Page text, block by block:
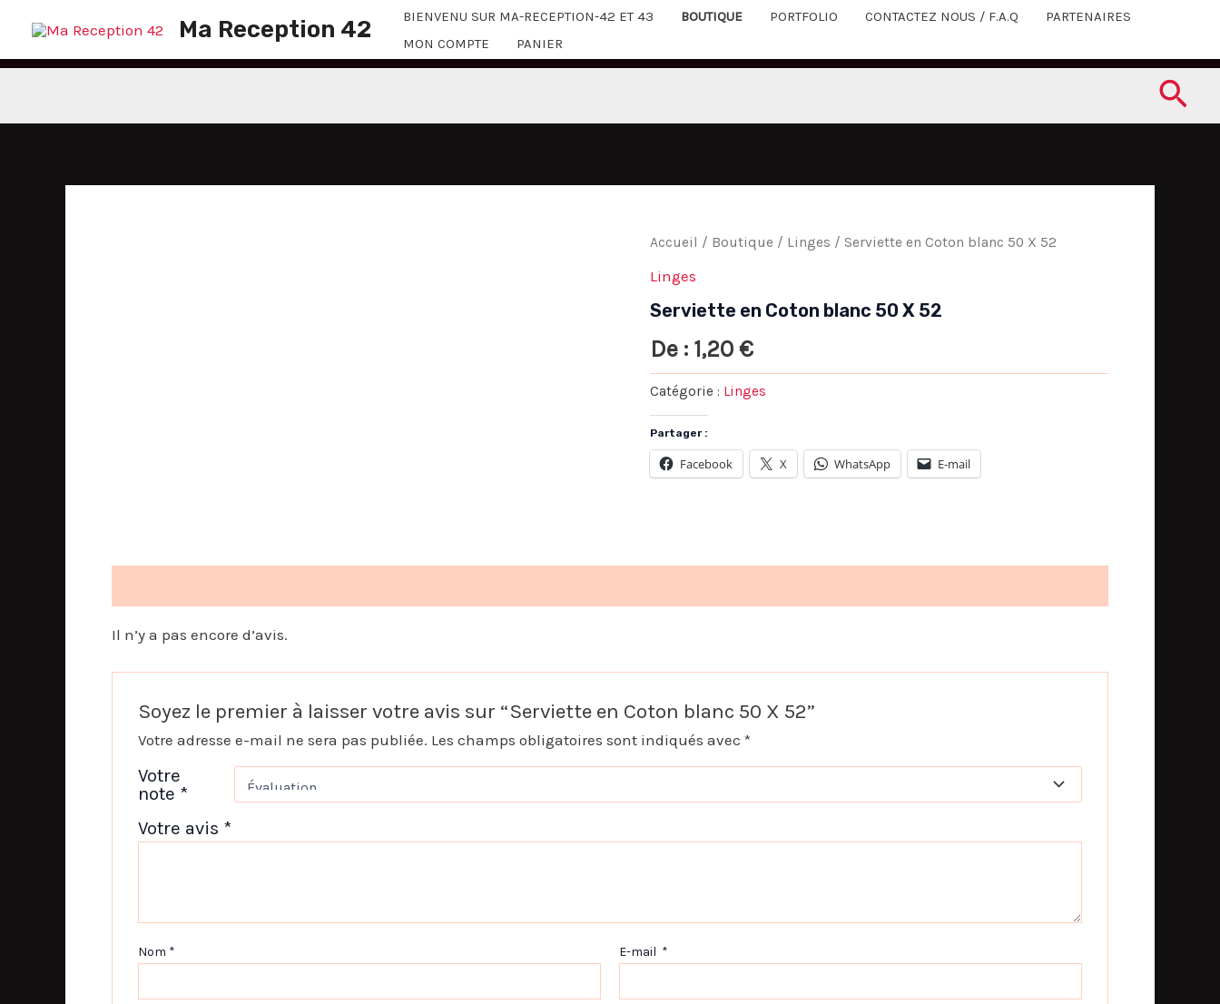
contenu
Ma Reception 42 BIENVENU SUR MA-RECEPTION-42 ET 43 BOUTIQUE PORTFOLIO CONTACTEZ NOUS / F.A.Q
PARTENAIRES
MON COMPTE
PANIER
Accueil / Boutique / Linges / Serviette en Coton blanc 50 X 52
Linges
Serviette en Coton blanc 50 X 52
De : 1,20 €
Catégorie : Linges
Partager :
Facebook X WhatsApp E-mail
Il n’y a pas encore d’avis.
Soyez le premier à laisser votre avis sur “Serviette en Coton blanc 50 X 52”
Votre adresse e-mail ne sera pas publiée. Les champs obligatoires sont indiqués avec*
Votre
note *
Votre avis *
Nom * E-mail *